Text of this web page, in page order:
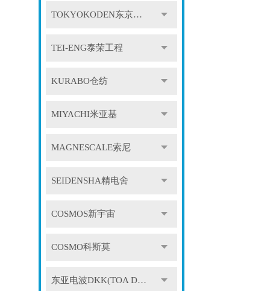
TOKYOKODEN东京光电
TEI-ENG泰荣工程
KURABO仓纺
MIYACHI米亚基
MAGNESCALE索尼
SEIDENSHA精电舍
COSMOS新宇宙
COSMO科斯莫
东亚电波DKK(TOA DKK)